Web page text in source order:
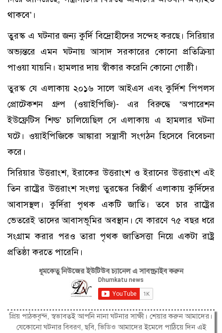
থাকবে’।
তুরস্ক এ ঘটনার জন্য কুর্দি বিদ্রোহীদের সন্দেহ করছে। সিরিয়ার
অভ্যন্তরে এমন ঘটনায় আসাদ সরকারের কোনো প্রতিক্রিয়া
পাওয়া যায়নি। হামলার দায় স্বীকার করেনি কোনো গোষ্ঠী।
তুরস্ক যে এলাকায় ২০১৬ সালে আইএস এবং কুর্দিশ পিপলস
প্রোটেকশন গ্রুপ (ওয়াইপিজি)- এর বিরুদ্ধে ‘অপারেশন
ইউফ্রেটিস শিল্ড’ চালিয়েছিল সে এলাকায় এ হামলার ঘটনা
ঘটে। ওয়াইপিজিকে আঙ্কারা সন্ত্রাসী সংগঠন হিসেবে বিবেচনা
করে।
সিরিয়ার উত্তরাংশ, ইরাকের উত্তরাংশ ও ইরানের উত্তরাংশ এই
তিন রাষ্ট্রের উত্তরাংশ সংলগ্ন তুরস্কের বিস্তীর্ণ এলাকায় কুর্দিদের
আবাসস্থল। কুর্দিরা পৃথক একটি জাতি। তবে চার রাষ্ট্রের
ভেতরেই তাদের আবাসভূমির অবস্থান। যে কারণে ৭৫ বছর ধরে
সংগ্রাম করার পরও তারা পৃথক জাতিসত্তা নিয়ে একটা রাষ্ট্র
প্রতিষ্ঠা করতে পারেনি।
ধূমকেতু নিউজের ইউটিউব চ্যানেল এ সাবস্ক্রাইব করুন
প্রিয় পাঠকবৃন্দ, স্বভাবতই আপনি নানা ঘটনার সাক্ষী। শেয়ার করুন আমাদের।
যেকোনো ঘটনার বিবরণ, ছবি, ভিডিও আমাদের ইমেলে পাঠিয়ে দিন এই